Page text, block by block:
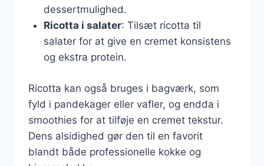
dessertmulighed.
Ricotta i salater: Tilsæt ricotta til
salater for at give en cremet konsistens
og ekstra protein.
Ricotta kan også bruges i bagværk, som
fyld i pandekager eller vafler, og endda i
smoothies for at tilføje en cremet tekstur.
Dens alsidighed gør den til en favorit
blandt både professionelle kokke og